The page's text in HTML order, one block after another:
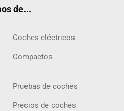
de...
Coches eléctricos
Compactos
Pruebas de coches
Precios de coches